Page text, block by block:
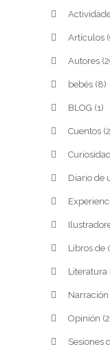
Artículos
Autores
bebés (8)
BLOG (1)
Cuentos
Diario de
Libros de
Literatura
Opinión
Sesiones